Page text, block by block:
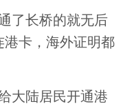
了长桥的就无后
卡，海外证明都
大陆居民开通港